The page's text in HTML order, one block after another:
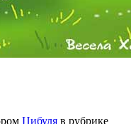
Цибуля в рубрике